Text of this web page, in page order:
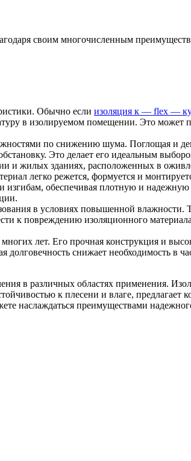
своим многочисленным
Обычно если изоляция к — flex —
в изолируемом помещении. Это может
по снижению шума. Поглощая и
Это делает его идеальным
и жилых зданиях, расположенных в
легко режется, формуется и
обеспечивая плотную и
в условиях повышенной влажности.
к повреждению изоляционного
лет. Его прочная конструкция и
снижает необходимость в
в различных областях применения.
к плесени и влаге, предлагает
наслаждаться преимуществами